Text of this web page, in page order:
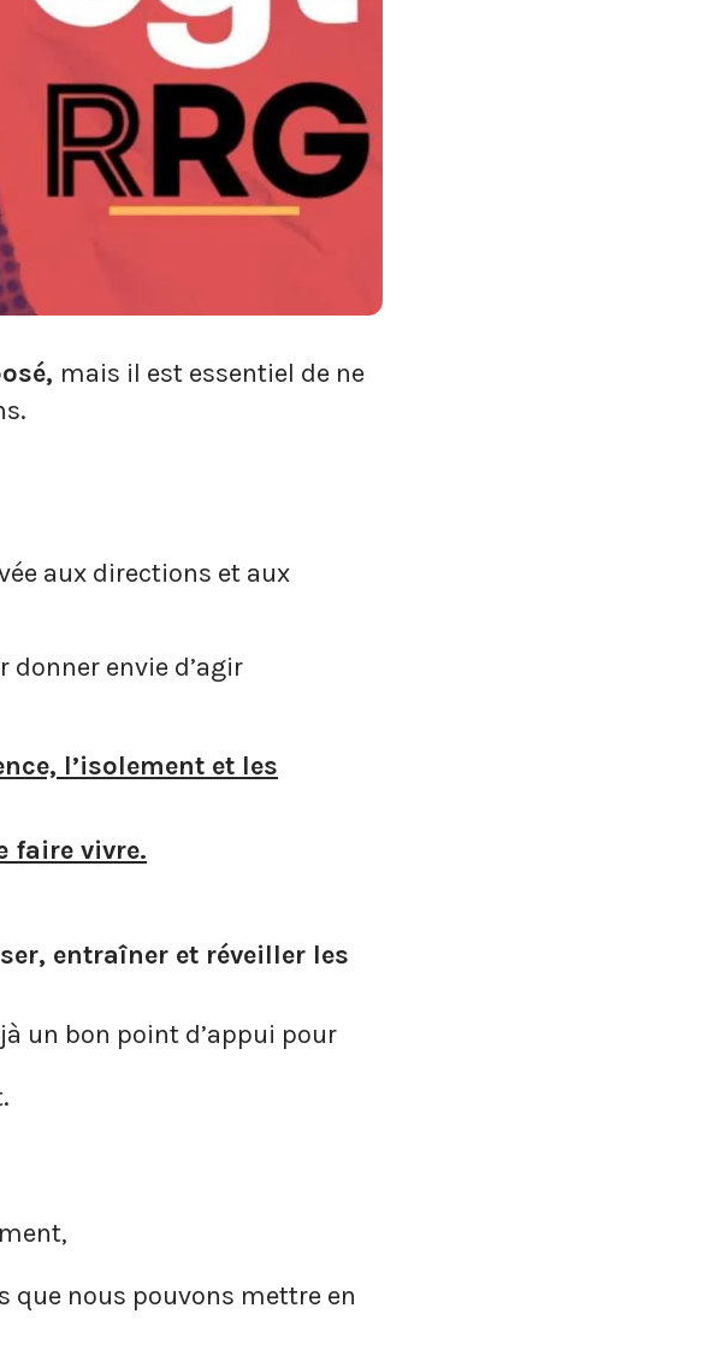
mais il est essentiel de ne
aux directions et aux
donner envie d’agir
l’isolement et les
faire vivre.
entraîner et réveiller les
un bon point d’appui pour
que nous pouvons mettre en